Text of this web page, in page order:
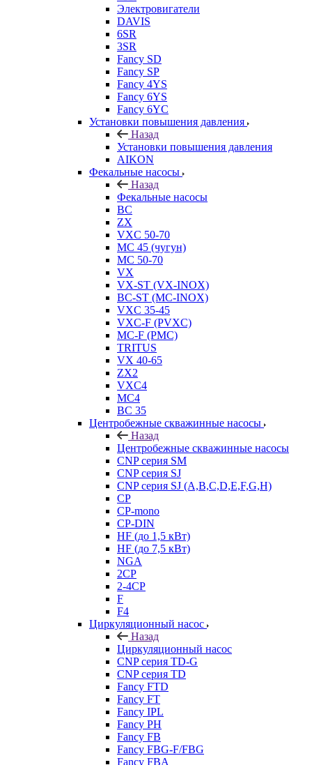
Электровигатели
DAVIS
6SR
3SR
Fancy SD
Fancy SP
Fancy 4YS
Fancy 6YS
Fancy 6YC
Установки повышения давления
Назад
Установки повышения давления
AIKON
Фекальные насосы
Назад
Фекальные насосы
BC
ZX
VXC 50-70
MC 45 (чугун)
MC 50-70
VX
VX-ST (VX-INOX)
BC-ST (MC-INOX)
VXC 35-45
VXC-F (PVXC)
MC-F (PMC)
TRITUS
VX 40-65
ZX2
VXC4
MC4
BC 35
Центробежные скважинные насосы
Назад
Центробежные скважинные насосы
CNP серия SM
CNP серия SJ
CNP серия SJ (A,B,C,D,E,F,G,H)
CP
CP-mono
CP-DIN
HF (до 1,5 кВт)
HF (до 7,5 кВт)
NGA
2CP
2-4CP
F
F4
Циркуляционный насос
Назад
Циркуляционный насос
CNP серия TD-G
CNP серия TD
Fancy FTD
Fancy FT
Fancy IPL
Fancy PH
Fancy FB
Fancy FBG-F/FBG
Fancy FBA